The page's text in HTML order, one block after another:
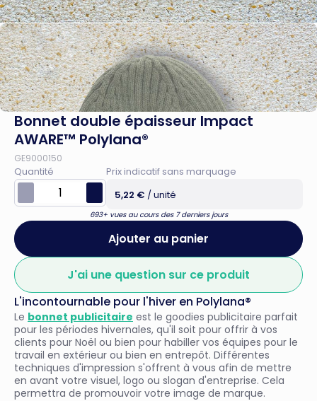
Bonnet double épaisseur Impact
AWARE™ Polylana®
GE9000150
Quantité
Prix indicatif sans marquage
5,22 € / unité
693+ vues au cours des 7 derniers jours
Ajouter au panier
J'ai une question sur ce produit
L'incontournable pour l'hiver en Polylana®
Le bonnet publicitaire est le goodies publicitaire parfait
pour les périodes hivernales, qu'il soit pour offrir à vos
clients pour Noël ou bien pour habiller vos équipes pour le
travail en extérieur ou bien en entrepôt. Différentes
techniques d'impression s'offrent à vous afin de mettre
en avant votre visuel, logo ou slogan d'entreprise. Cela
permettra de promouvoir votre image de marque.